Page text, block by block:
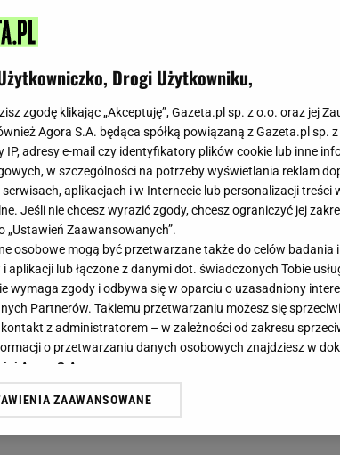
Drogi Użytkowniku,
zgodę klikając „Akceptuję”, Gazeta.pl sp. z o.o. oraz jej
Agora S.A. będąca spółką powiązaną z Gazeta.pl
IP, adresy e-mail czy identyfikatory plików cookie lub inne
w szczególności na potrzeby wyświetlania reklam
aplikacjach i w Internecie lub personalizacji treści
Jeśli nie chcesz wyrazić zgody, chcesz ograniczyć jej
„Ustawień Zaawansowanych”.
osobowe mogą być przetwarzane także do celów
aplikacji lub łączone z danymi dot. świadczonych Tobie
wymaga zgody i odbywa się w oparciu o uzasadniony
Partnerów. Takiemu przetwarzaniu możesz się
kontakt z administratorem – w zależności od zakresu
o przetwarzaniu danych osobowych znajdziesz w
Agora S.A.
wyrażasz też zgodę na zainstalowanie i
ZAAWANSOWANE